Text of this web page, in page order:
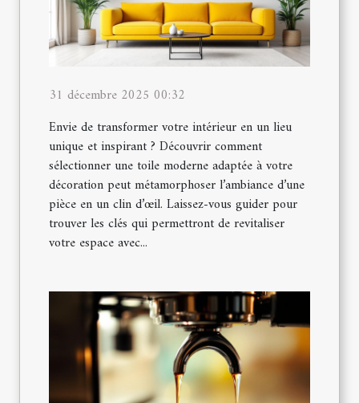
31 décembre 2025 00:32
Envie de transformer votre intérieur en un lieu
unique et inspirant ? Découvrir comment
sélectionner une toile moderne adaptée à votre
décoration peut métamorphoser l’ambiance d’une
pièce en un clin d’œil. Laissez-vous guider pour
trouver les clés qui permettront de revitaliser
votre espace avec...